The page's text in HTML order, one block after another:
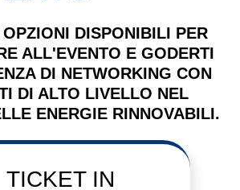
DISPONIBILI PER
ALL'EVENTO E GODERTI
DI NETWORKING CON
DI ALTO LIVELLO NEL
ENERGIE RINNOVABILI.
TICKET IN